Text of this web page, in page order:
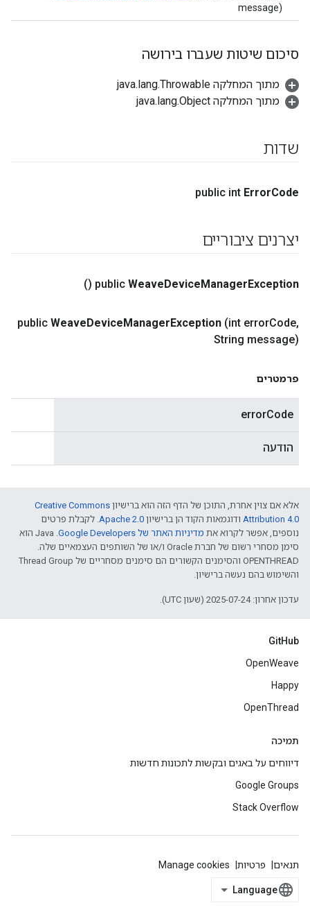
message)
סיכום שיטות שעברו בירושה
מתוך המחלקה java.lang.Throwable
מתוך המחלקה java.lang.Object
שדות
public int ErrorCode
יצרנים ציבוריים
public WeaveDeviceManagerException
()
public WeaveDeviceManagerException (int errorCode,
String message)
פרמטרים
errorCode
הודעה
אלא אם צוין אחרת, התוכן של הדף הזה הוא ברישיון Creative Commons
Attribution 4.0‏ ודוגמאות הקוד הן ברישיון Apache 2.0‏. לקבלת פרטים
נוספים, אפשר לקרוא את מדיניות האתר של Google Developers‏
.‏ Java הוא
סימן מסחרי רשום של חברת Oracle ו/או של השותפים העצמאיים שלה.
‫OPENTHREAD והסימנים הקשורים הם סימנים מסחריים של Thread Group
והשימוש בהם נעשה ברישיון.
עדכון אחרון: 2025-07-24 (שעון UTC).
GitHub
OpenWeave
Happy
OpenThread
תמיכה
דיווחים על באגים ובקשות לתכונות חדשות
Google Groups
Stack Overflow
תנאים פרטיות Manage cookies